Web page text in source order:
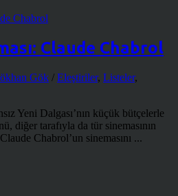
Claude Chabrol
Gök / Eleştiriler, Listeler,
Yeni Dalgası’nın küçük bütçelerle
diğer tarafıyla da tür sinemasının
Chabrol’un sinemasını ...